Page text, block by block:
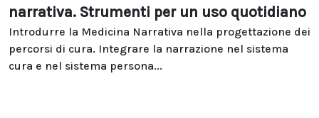
narrativa. Strumenti per un uso quotidiano
Introdurre la Medicina Narrativa nella progettazione dei
percorsi di cura. Integrare la narrazione nel sistema
cura e nel sistema persona...